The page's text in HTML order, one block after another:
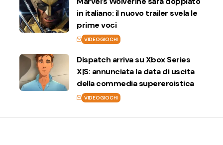
in italiano: il nuovo trailer svela le
prime voci
VIDEOGIOCHI
Dispatch arriva su Xbox Series
X|S: annunciata la data di uscita
della commedia supereroistica
VIDEOGIOCHI